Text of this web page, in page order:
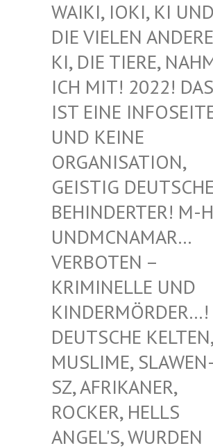
AIKI, IOKI, KI UND D
IE VIELEN
I, DIE TIERE, NAHM
CH MIT! 2022! DAS I
ST EINE INFOSEITE,
ND KEINE O
RGANISATION, G
EISTIG
EHINDERTER! M-H U
NDMCNAMAR… V
ERBOTEN – K
RIMINELLE UND K
INDERMÖRDER…! D
EUTSCHE KELTEN, M
USLIME, SLAWEN-S
Z, AFRIKANER, R
OCKER, HELLS A
NGEL'S, WURDEN H